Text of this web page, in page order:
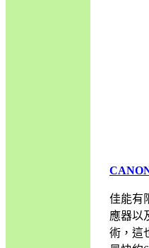
佳能有
應器以
術，這